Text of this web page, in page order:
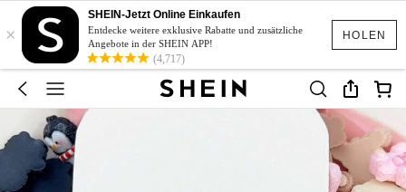
HOLEN
×
SHEIN-Jetzt Online Einkaufen
Entdecke weitere exklusive Rabatte und zusätzliche
Angebote in der SHEIN APP!
(4,717)